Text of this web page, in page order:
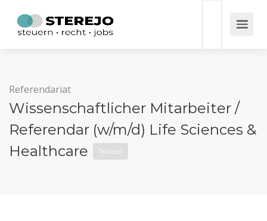
Referendariat
Wissenschaftlicher Mitarbeiter /
Referendar (w/m/d) Life Sciences &
Healthcare
Teilzeit